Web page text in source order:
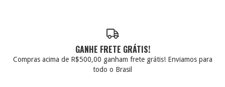
GANHE FRETE GRÁTIS!
Compras acima de R$500,00 ganham frete grátis! Enviamos para
todo o Brasil